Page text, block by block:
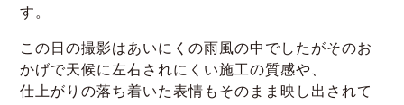
す。
この日の撮影はあいにくの雨風の中でしたがそのお
かげで天候に左右されにくい施工の質感や、
仕上がりの落ち着いた表情もそのまま映し出されて